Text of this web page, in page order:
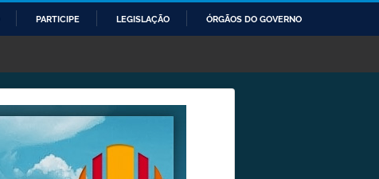
PARTICIPE LEGISLAÇÃO ÓRGÃOS DO GOVERNO